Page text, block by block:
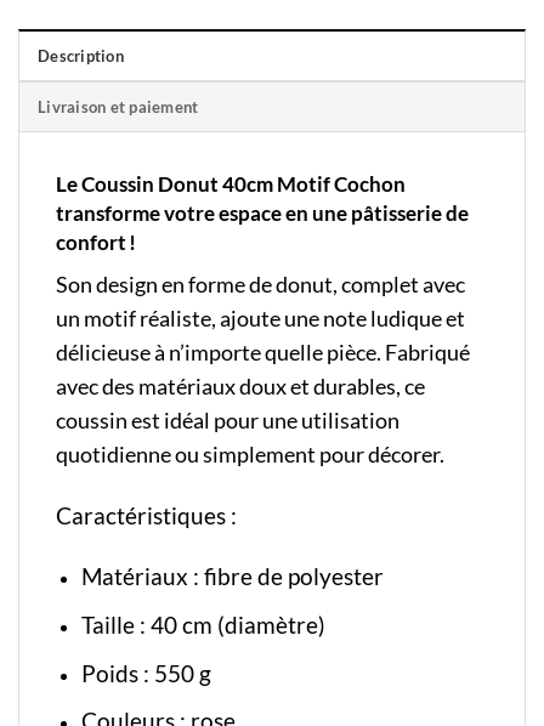
Description
Livraison et paiement
Le Coussin Donut 40cm Motif Cochon
transforme votre espace en une pâtisserie de
confort !
Son design en forme de donut, complet avec
un motif réaliste, ajoute une note ludique et
délicieuse à n’importe quelle pièce. Fabriqué
avec des matériaux doux et durables, ce
coussin est idéal pour une utilisation
quotidienne ou simplement pour décorer.
Caractéristiques :
Matériaux : fibre de polyester
Taille : 40 cm (diamètre)
Poids : 550 g